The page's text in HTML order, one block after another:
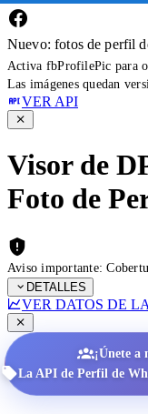
Nuevo: fotos de perfil
Activa fbProfilePic para
Las imágenes quedan
VER API
Visor de
Foto de
Aviso importante:
DETALLES
VER DATOS DE
¡Únete a
La API de Perfil de